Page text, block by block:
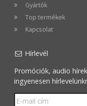
Gyártók
Top termékek
Kapcsolat
Hírlevél
Promóciók, audio
ingyenesen